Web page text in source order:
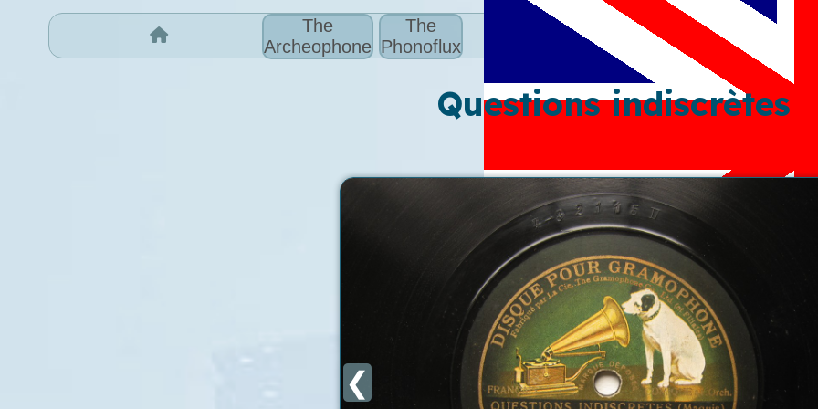
The
Archeophone
The
Phonoflux
Questions indiscrètes
❮